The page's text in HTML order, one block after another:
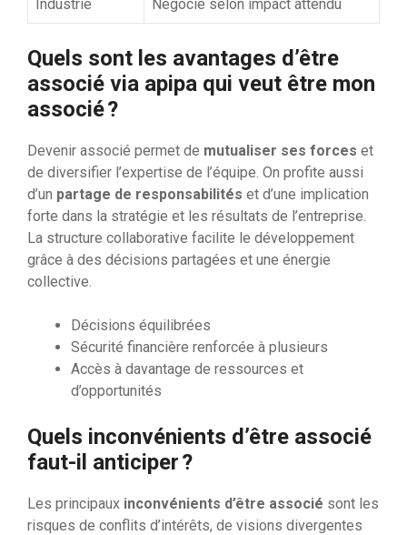
Industrie Négocié selon impact attendu
Quels sont les avantages d’être
associé via apipa qui veut être mon
associé ?
Devenir associé permet de mutualiser ses forces et
de diversifier l’expertise de l’équipe. On profite aussi
d’un partage de responsabilités et d’une implication
forte dans la stratégie et les résultats de l’entreprise.
La structure collaborative facilite le développement
grâce à des décisions partagées et une énergie
collective.
Décisions équilibrées
Sécurité financière renforcée à plusieurs
Accès à davantage de ressources et
d’opportunités
Quels inconvénients d’être associé
faut-il anticiper ?
Les principaux inconvénients d’être associé sont les
risques de conflits d’intérêts, de visions divergentes